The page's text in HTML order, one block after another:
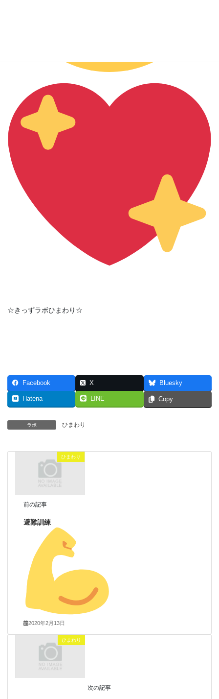
☆きっずラボひまわり☆
Facebook X Bluesky
Hatena LINE Copy
ラボ ひまわり
ひまわり
前の記事
避難訓練
2020年2月13日
ひまわり
次の記事